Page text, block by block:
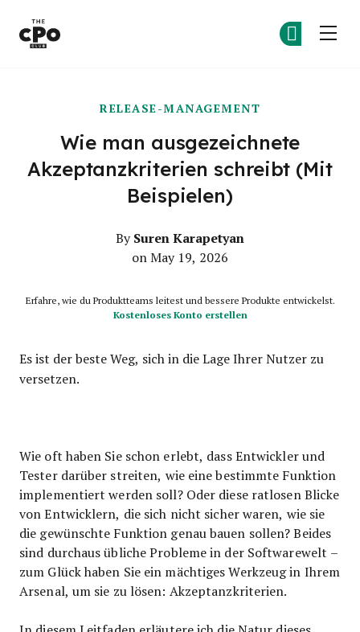
RELEASE-MANAGEMENT
Wie man ausgezeichnete
Akzeptanzkriterien schreibt (Mit
Beispielen)
BySuren Karapetyan
on May 19, 2026
Erfahre, wie du Produktteams leitest und bessere Produkte entwickelst.
Kostenloses Konto erstellen
Es ist der beste Weg, sich in die Lage Ihrer Nutzer zu
versetzen.
Wie oft haben Sie schon erlebt, dass Entwickler und
Tester darüber streiten, wie eine bestimmte Funktion
implementiert werden soll? Oder diese ratlosen Blicke
von Entwicklern, die sich nicht sicher waren, wie sie
die gewünschte Funktion genau bauen sollen? Beides
sind durchaus übliche Probleme in der Softwarewelt –
zum Glück haben Sie ein mächtiges Werkzeug in Ihrem
Arsenal, um sie zu lösen: Akzeptanzkriterien.